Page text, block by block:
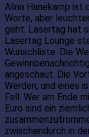
Alina Hanekamp ist
Worte, aber
geht. Lasertag hat
Lasertag Lounge
Wunschliste. Die
angeschaut. Die
Werden, und eines
Fall. Wer am Ende
Euro sind ein
zwischendurch in